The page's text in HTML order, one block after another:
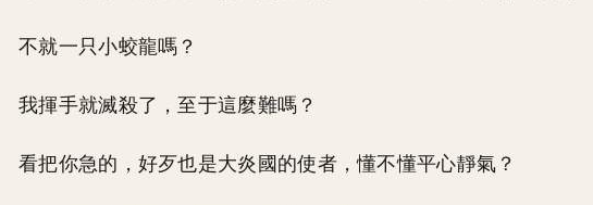
不就一只小蛟龍嗎？
我揮手就滅殺了，至于這麼難嗎？
看把你急的，好歹也是大炎國的使者，懂不懂平心靜氣？